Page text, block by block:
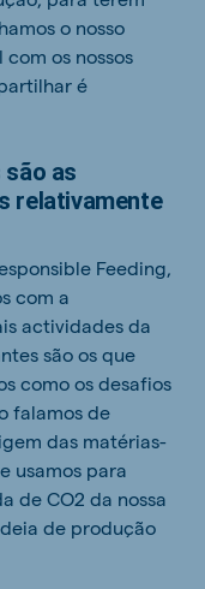
o nosso
os nossos
é
são as
relativamente
Feeding,
com a
actividades da
são os que
como os desafios
falamos de
das matérias-
usamos para
de CO2 da nossa
de produção